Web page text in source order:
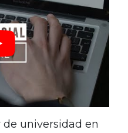
universidad en